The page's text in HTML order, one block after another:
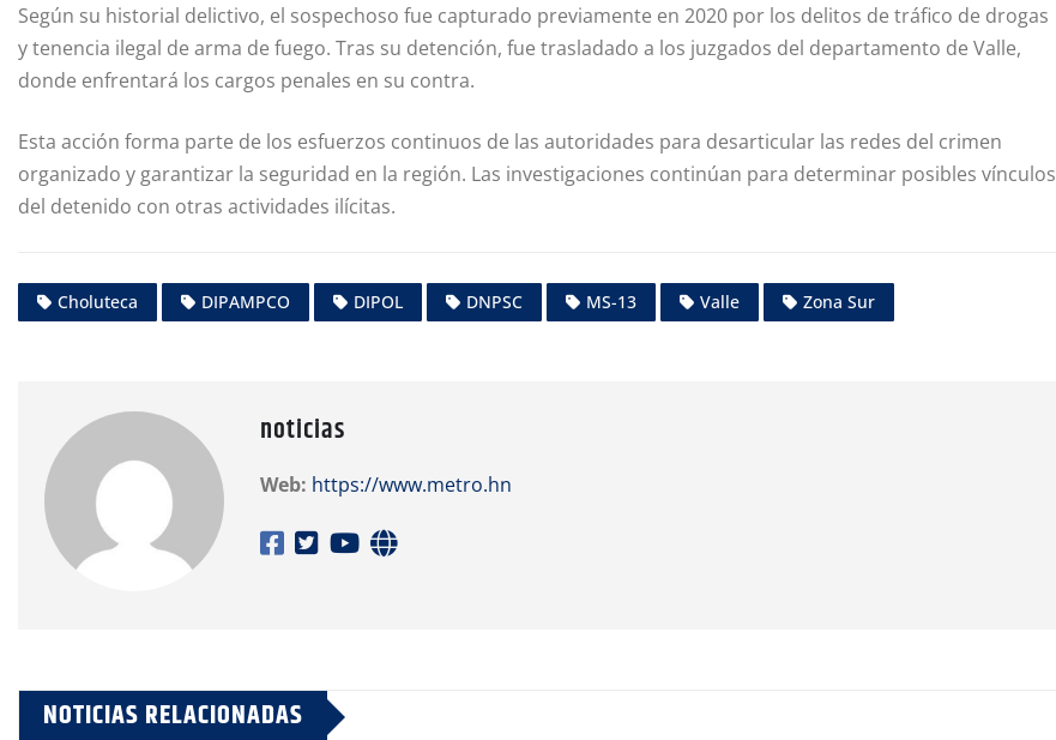
Según su historial delictivo, el sospechoso fue capturado previamente en 2020 por los delitos de tráfico de drogas
y tenencia ilegal de arma de fuego. Tras su detención, fue trasladado a los juzgados del departamento de Valle,
donde enfrentará los cargos penales en su contra.
Esta acción forma parte de los esfuerzos continuos de las autoridades para desarticular las redes del crimen
organizado y garantizar la seguridad en la región. Las investigaciones continúan para determinar posibles vínculos
del detenido con otras actividades ilícitas.
Choluteca DIPAMPCO DIPOL DNPSC MS-13 Valle Zona Sur
noticias
Web: https://www.metro.hn
NOTICIAS RELACIONADAS